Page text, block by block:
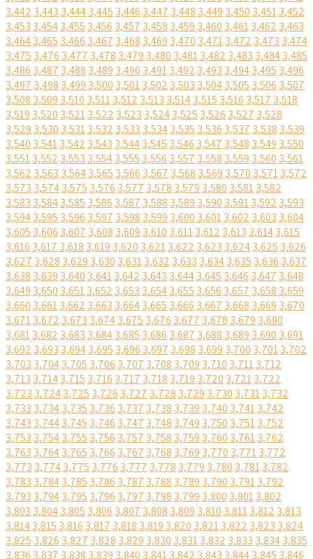
3,442 3,443 3,4443,445 3,446 3,447 3,448 3,449 3,450 3,4513,452
3,453 3,4543,455 3,456 3,457 3,458 3,459 3,460 3,4613,462 3,463
3,4643,465 3,466 3,467 3,468 3,469 3,470 3,4713,472 3,473 3,474
3,475 3,476 3,477 3,478 3,479 3,480 3,4813,482 3,483 3,4843,485
3,486 3,487 3,488 3,489 3,490 3,4913,492 3,493 3,4943,495 3,496
3,497 3,498 3,499 3,500 3,5013,502 3,503 3,5043,505 3,506 3,507
3,508 3,509 3,510 3,5113,512 3,513 3,5143,515 3,516 3,517 3,518
3,519 3,520 3,5213,522 3,523 3,5243,525 3,526 3,527 3,528
3,529 3,530 3,5313,532 3,533 3,5343,535 3,536 3,537 3,538 3,539
3,540 3,5413,542 3,543 3,5443,545 3,546 3,547 3,548 3,549 3,550
3,5513,552 3,553 3,5543,555 3,556 3,557 3,558 3,559 3,560 3,561
3,562 3,563 3,5643,565 3,566 3,567 3,568 3,569 3,570 3,5713,572
3,573 3,5743,575 3,576 3,577 3,578 3,579 3,580 3,5813,582
3,583 3,5843,585 3,586 3,587 3,588 3,589 3,590 3,5913,592 3,593
3,5943,595 3,596 3,597 3,598 3,599 3,600 3,6013,602 3,603 3,604
3,605 3,606 3,607 3,608 3,609 3,610 3,6113,612 3,613 3,6143,615
3,616 3,617 3,618 3,619 3,620 3,6213,622 3,623 3,6243,625 3,626
3,627 3,628 3,629 3,630 3,6313,632 3,633 3,6343,635 3,636 3,637
3,638 3,639 3,640 3,6413,642 3,643 3,6443,645 3,646 3,647 3,648
3,649 3,650 3,6513,652 3,653 3,6543,655 3,656 3,657 3,658 3,659
3,660 3,6613,662 3,663 3,6643,665 3,666 3,667 3,668 3,669 3,670
3,6713,672 3,673 3,6743,675 3,676 3,677 3,678 3,679 3,680
3,6813,682 3,683 3,6843,685 3,686 3,687 3,688 3,689 3,690 3,691
3,692 3,693 3,6943,695 3,696 3,697 3,698 3,699 3,700 3,7013,702
3,703 3,7043,705 3,706 3,707 3,708 3,709 3,710 3,7113,712
3,713 3,7143,715 3,716 3,717 3,718 3,719 3,720 3,7213,722
3,723 3,7243,725 3,726 3,727 3,728 3,729 3,730 3,7313,732
3,733 3,7343,735 3,736 3,737 3,738 3,739 3,740 3,7413,742
3,743 3,7443,745 3,746 3,747 3,748 3,749 3,750 3,7513,752
3,753 3,7543,755 3,756 3,757 3,758 3,759 3,760 3,7613,762
3,763 3,7643,765 3,766 3,767 3,768 3,769 3,770 3,7713,772
3,773 3,7743,775 3,776 3,777 3,778 3,779 3,780 3,7813,782
3,783 3,7843,785 3,786 3,787 3,788 3,789 3,790 3,7913,792
3,793 3,7943,795 3,796 3,797 3,798 3,799 3,800 3,8013,802
3,803 3,8043,805 3,806 3,807 3,808 3,809 3,810 3,8113,812 3,813
3,8143,815 3,816 3,817 3,818 3,819 3,820 3,8213,822 3,823 3,824
3,825 3,826 3,827 3,828 3,829 3,830 3,8313,832 3,833 3,8343,835
3,836 3,837 3,838 3,839 3,840 3,8413,842 3,843 3,8443,845 3,846